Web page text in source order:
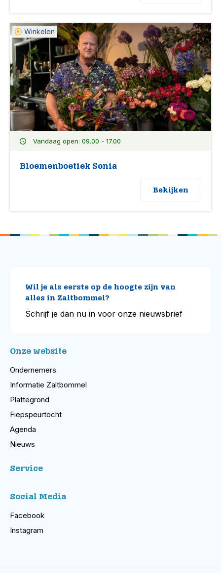
Winkelen
Vandaag open: 09.00 - 17.00
Bloemenboetiek Sonia
Bekijken
Wil je als eerste op de hoogte zijn van
alles in Zaltbommel?
Schrijf je dan nu in voor onze nieuwsbrief
Onze website
Ondernemers
Informatie Zaltbommel
Plattegrond
Fiepspeurtocht
Agenda
Nieuws
Service
Social Media
Facebook
Instagram